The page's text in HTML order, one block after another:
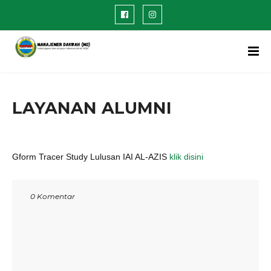
LAYANAN ALUMNI
Gform Tracer Study Lulusan IAI AL-AZIS klik disini
0 Komentar